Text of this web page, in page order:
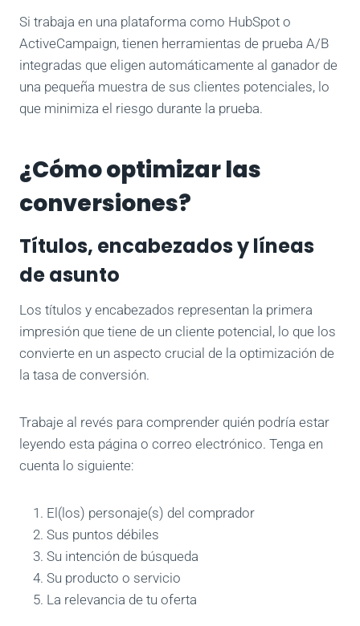
Si trabaja en una plataforma como HubSpot o
ActiveCampaign, tienen herramientas de prueba A/B
integradas que eligen automáticamente al ganador de
una pequeña muestra de sus clientes potenciales, lo
que minimiza el riesgo durante la prueba.
¿Cómo optimizar las
conversiones?
Títulos, encabezados y líneas
de asunto
Los títulos y encabezados representan la primera
impresión que tiene de un cliente potencial, lo que los
convierte en un aspecto crucial de la optimización de
la tasa de conversión.
Trabaje al revés para comprender quién podría estar
leyendo esta página o correo electrónico. Tenga en
cuenta lo siguiente:
El(los) personaje(s) del comprador
Sus puntos débiles
Su intención de búsqueda
Su producto o servicio
La relevancia de tu oferta